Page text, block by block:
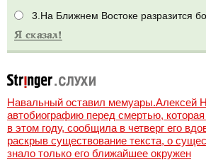
3.На Ближнем Востоке разразится
Навальный оставил мемуары.Алексей
автобиографию перед смертью,
в этом году, сообщила в четверг его
раскрыв существование текста, о
знало только его ближайшее окружен